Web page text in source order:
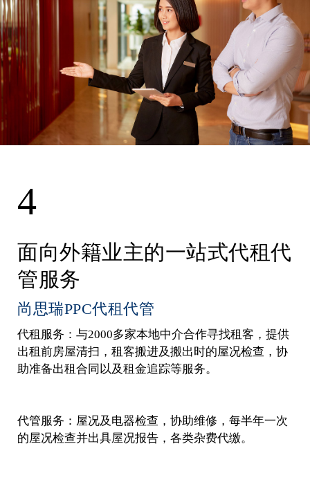
4
面向外籍业主的一站式代租代
管服务
尚思瑞PPC代租代管
代租服务：与2000多家本地中介合作寻找租客，提供
出租前房屋清扫，租客搬进及搬出时的屋况检查，协
助准备出租合同以及租金追踪等服务。
代管服务：屋况及电器检查，协助维修，每半年一次
的屋况检查并出具屋况报告，各类杂费代缴。